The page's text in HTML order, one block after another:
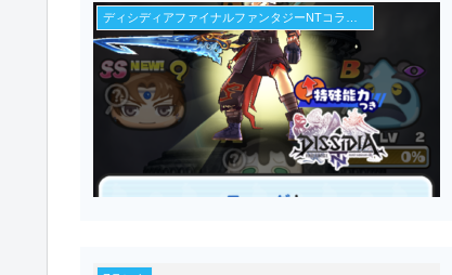
ディシディアファイナルファンタジーNTコラボイベント第2弾